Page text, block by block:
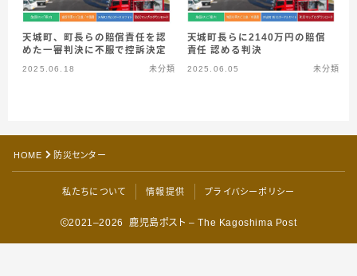
情報提供
天城町、町長らの賠償責任を認
めた一審判決に不服で控訴決定
2025.06.18 未分類
天城町長らに2140万円の賠償
責任 認める判決
2025.06.05 未分類
HOME 防災センター
私たちについて 情報提供 プライバシーポリシー
2021–2026 鹿児島ポスト – The Kagoshima Post